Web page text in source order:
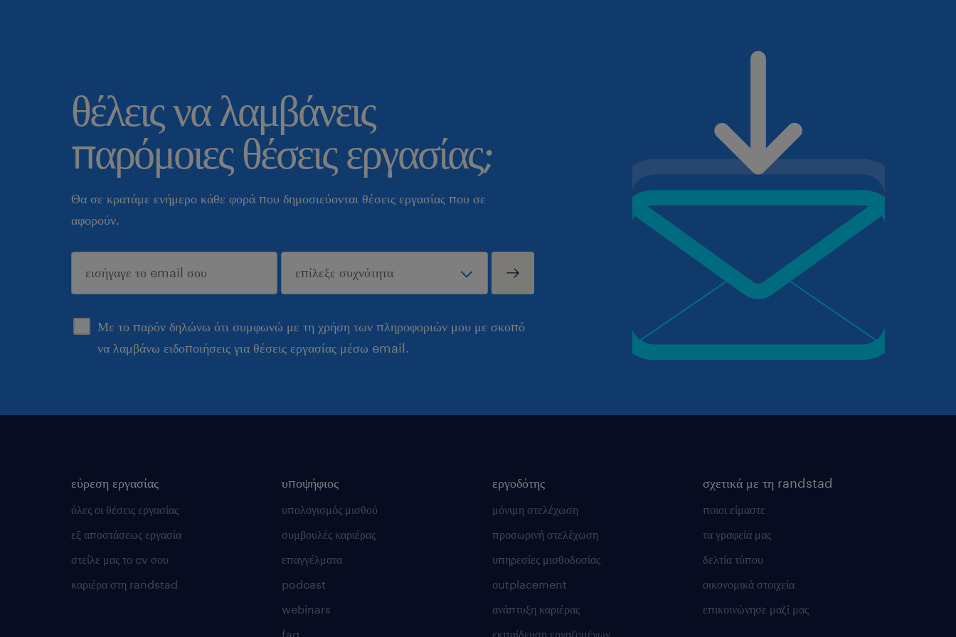
θέλεις να λαμβάνεις
παρόμοιες θέσεις εργασίας;
Θα σε κρατάμε ενήμερο κάθε φορά που δημοσιεύονται θέσεις εργασίας που σε
αφορούν.
Με το παρόν δηλώνω ότι συμφωνώ με τη χρήση των πληροφοριών μου με σκοπό
να λαμβάνω ειδοποιήσεις για θέσεις εργασίας μέσω email.
sυποβολή
εύρεση εργασίας
όλες οι θέσεις εργασίας
εξ αποστάσεως εργασία
στείλε μας το cv σου
καριέρα στη randstad
υποψήφιος
υπολογισμός μισθού
συμβουλές καριέρας
επαγγέλματα
podcast
webinars
faq
εργοδότης
μόνιμη στελέχωση
προσωρινή στελέχωση
υπηρεσίες μισθοδοσίας
οutplacement
ανάπτυξη καριέρας
εκπαίδευση εργαζομένων
σχετικά με τη randstad
ποιοι είμαστε
τα γραφεία μας
δελτία τύπου
οικονομικά στοιχεία
επικοινώνησε μαζί μας